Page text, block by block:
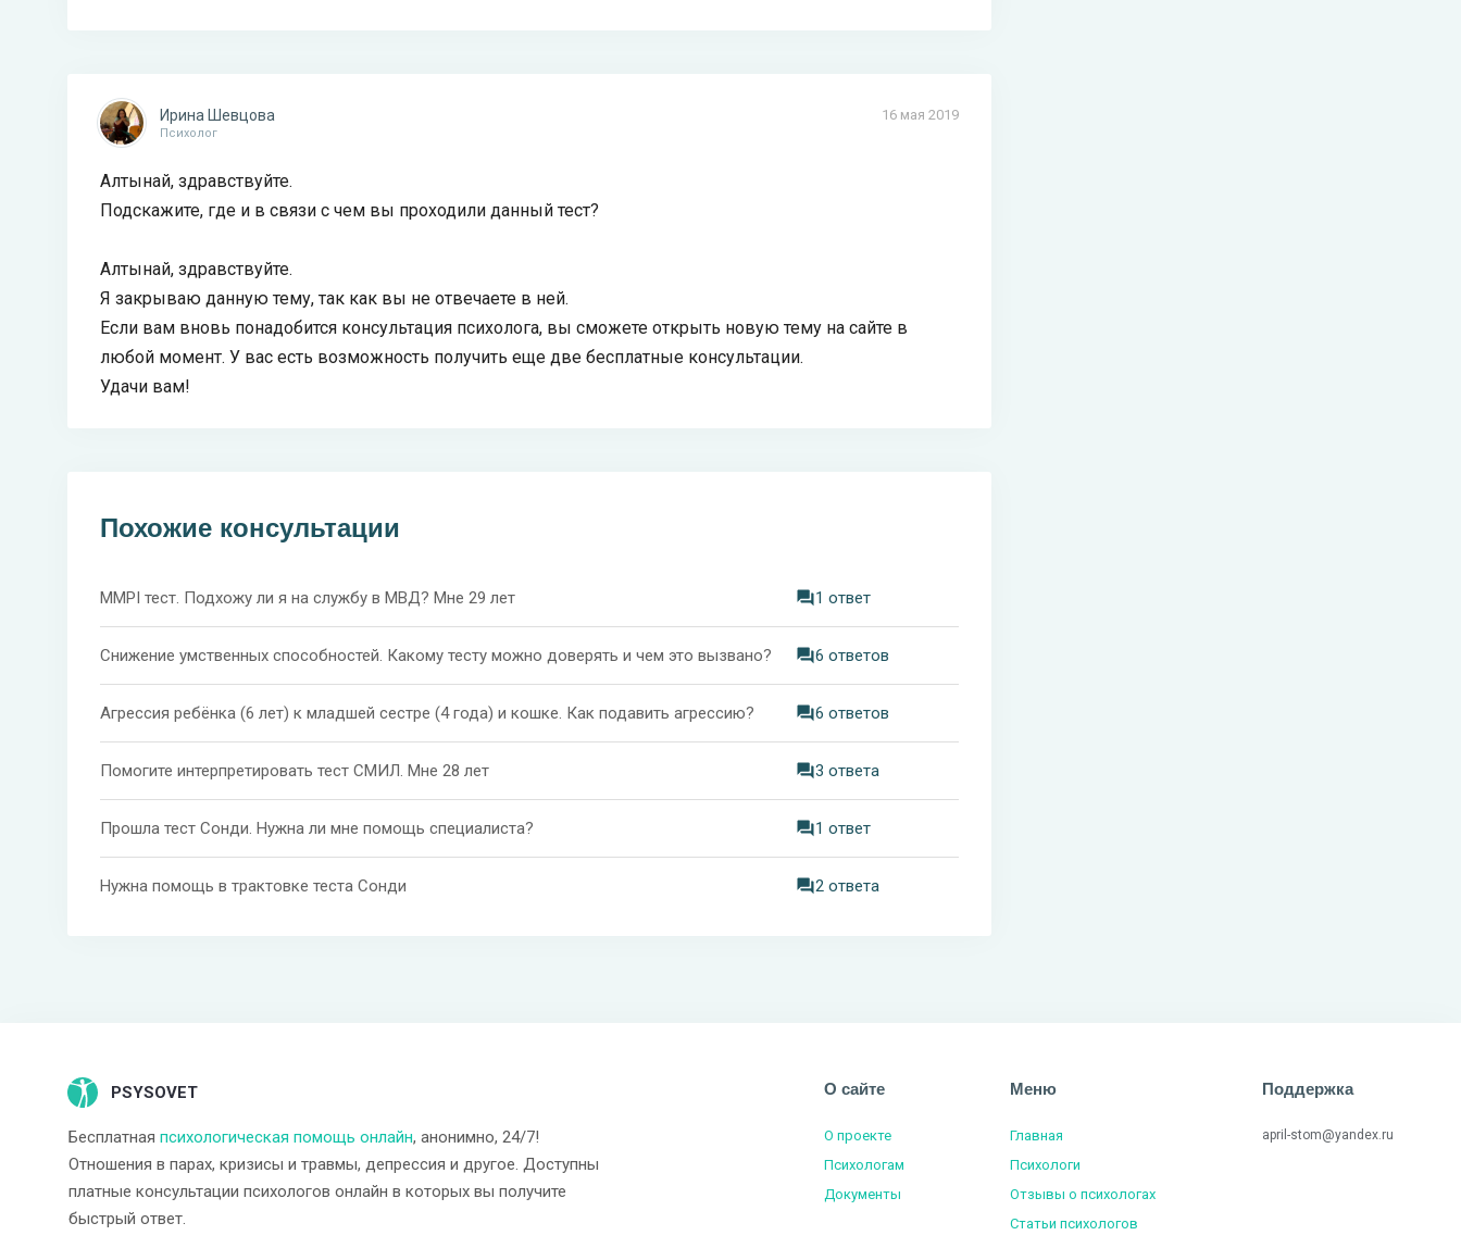
16 мая 2019
Ирина Шевцова
Психолог
Алтынай, здравствуйте.
Подскажите, где и в связи с чем вы проходили данный тест?
Алтынай, здравствуйте.
Я закрываю данную тему, так как вы не отвечаете в ней.
Если вам вновь понадобится консультация психолога, вы сможете открыть новую тему на сайте в
любой момент. У вас есть возможность получить еще две бесплатные консультации.
Удачи вам!
Похожие консультации
ММPI тест. Подхожу ли я на службу в МВД? Мне 29 лет 1 ответ
Снижение умственных способностей. Какому тесту можно доверять и чем это вызвано? 6 ответов
Агрессия ребёнка (6 лет) к младшей сестре (4 года) и кошке. Как подавить агрессию? 6 ответов
Помогите интерпретировать тест СМИЛ. Мне 28 лет 3 ответа
Прошла тест Сонди. Нужна ли мне помощь специалиста? 1 ответ
Нужна помощь в трактовке теста Сонди 2 ответа
PSYSOVET
Бесплатная психологическая помощь онлайн, анонимно, 24/7!
Отношения в парах, кризисы и травмы, депрессия и другое. Доступны
платные консультации психологов онлайн в которых вы получите
быстрый ответ.
О сайте
О проекте
Психологам
Документы
Меню
Главная
Психологи
Отзывы о психологах
Статьи психологов
Поддержка
april-stom@yandex.ru